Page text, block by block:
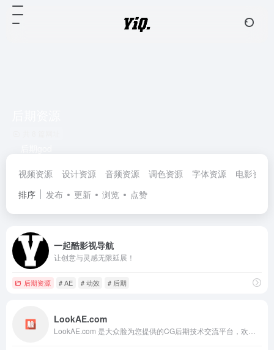
视频资源 设计资源 音频资源 调色资源 字体资源
电影资源
排序
发布 更新 浏览 点赞
一起酷影视导航
让创意与灵感无限延展！
后期资源 # AE # 动效 # 后期
LookAE.com